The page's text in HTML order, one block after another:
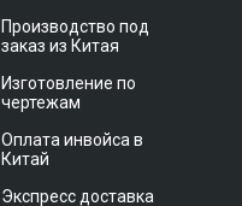
Производство под
заказ из Китая
Изготовление по
чертежам
Оплата инвойса в
Китай
Экспресс доставка